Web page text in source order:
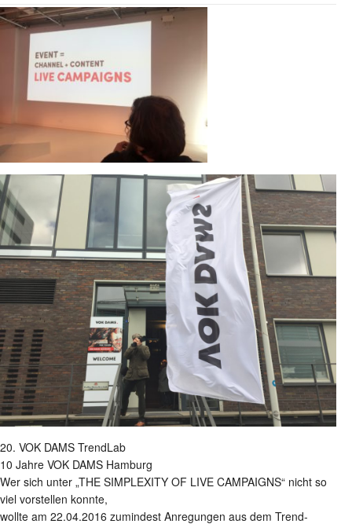
20. VOK DAMS TrendLab
10 Jahre VOK DAMS Hamburg
Wer sich unter „THE SIMPLEXITY OF LIVE CAMPAIGNS“ nicht so
viel vorstellen konnte,
wollte am 22.04.2016 zumindest Anregungen aus dem Trend-